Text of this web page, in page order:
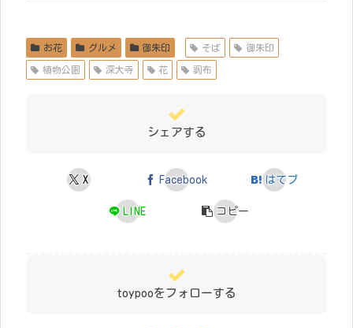
お花 グルメ 御朱印 そば 御朱印
植物公園 深大寺 花 調布
シェアする
X Facebook はてブ
LINE コピー
toypooをフォローする